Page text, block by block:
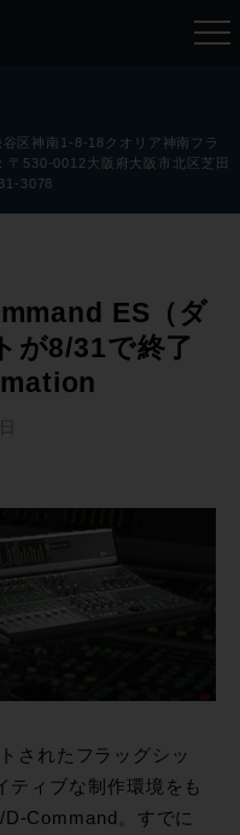
区神南1-8-18クオリア神南フラ
530-0012大阪府大阪市北区芝田
3078
ES（ダ
が8/31で終了
されたフラッグシッ
ティブな制作環境をも
Command。すでに